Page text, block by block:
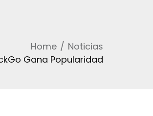
Home
Noticias
Gana Popularidad